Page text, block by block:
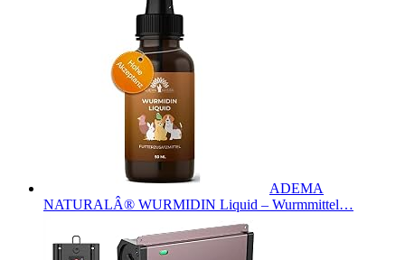
ADEMA
NATURALÂ® WURMIDIN Liquid – Wurmmittel…